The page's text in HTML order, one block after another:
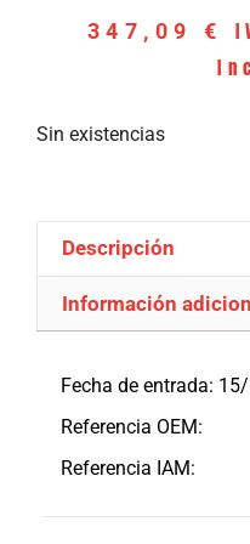
347,09 €
Sin existencias
Descripción
Información
Fecha de entrada:
Referencia OEM:
Referencia IAM: